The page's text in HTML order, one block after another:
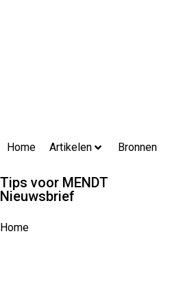
Home Artikelen Bronnen
Tips voor MENDT
Nieuwsbrief
Home